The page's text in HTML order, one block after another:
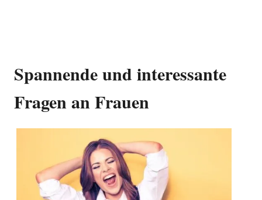
Spannende und interessante
Fragen an Frauen